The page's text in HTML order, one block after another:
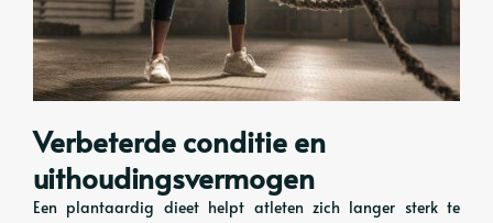
Verbeterde conditie en
uithoudingsvermogen
Een plantaardig dieet helpt atleten zich langer sterk te